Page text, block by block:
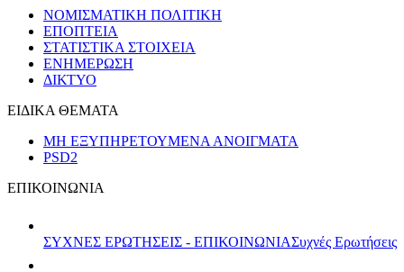
ΝΟΜΙΣΜΑΤΙΚΗ ΠΟΛΙΤΙΚΗ
ΕΠΟΠΤΕΙΑ
ΣΤΑΤΙΣΤΙΚΑ ΣΤΟΙΧΕΙΑ
ΕΝΗΜΕΡΩΣΗ
ΔΙΚΤΥΟ
ΕΙΔΙΚΑ ΘΕΜΑΤΑ
ΜΗ ΕΞΥΠΗΡΕΤΟΥΜΕΝΑ ΑΝΟΙΓΜΑΤΑ
PSD2
ΕΠΙΚΟΙΝΩΝΙΑ
ΣΥΧΝΕΣ ΕΡΩΤΗΣΕΙΣ - ΕΠΙΚΟΙΝΩΝΙΑΣυχνές Ερωτήσεις